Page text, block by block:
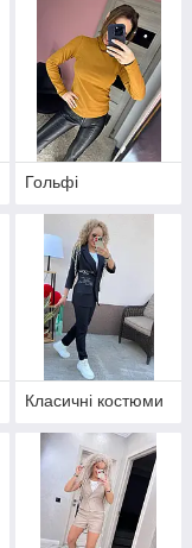
Гольфі
Класичні костюми